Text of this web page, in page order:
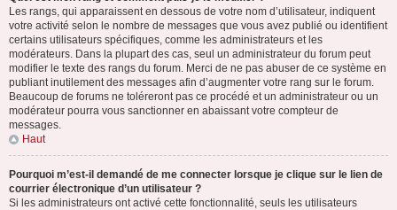
Les rangs, qui apparaissent en dessous de votre nom d’utilisateur, indiquent
votre activité selon le nombre de messages que vous avez publié ou identifient
certains utilisateurs spécifiques, comme les administrateurs et les
modérateurs. Dans la plupart des cas, seul un administrateur du forum peut
modifier le texte des rangs du forum. Merci de ne pas abuser de ce système en
publiant inutilement des messages afin d’augmenter votre rang sur le forum.
Beaucoup de forums ne toléreront pas ce procédé et un administrateur ou un
modérateur pourra vous sanctionner en abaissant votre compteur de
messages.
Haut
Pourquoi m’est-il demandé de me connecter lorsque je clique sur le lien de
courrier électronique d’un utilisateur ?
Si les administrateurs ont activé cette fonctionnalité, seuls les utilisateurs